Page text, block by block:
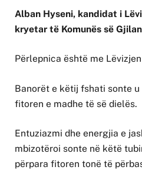
Alban Hyseni, kandidat i
kryetar të Komunës së
Përlepnica është me Lëvizjen
Banorët e këtij fshati sonte
fitoren e madhe të së dielës.
Entuziazmi dhe energjia e
mbizotëroi sonte në këtë
përpara fitoren tonë të